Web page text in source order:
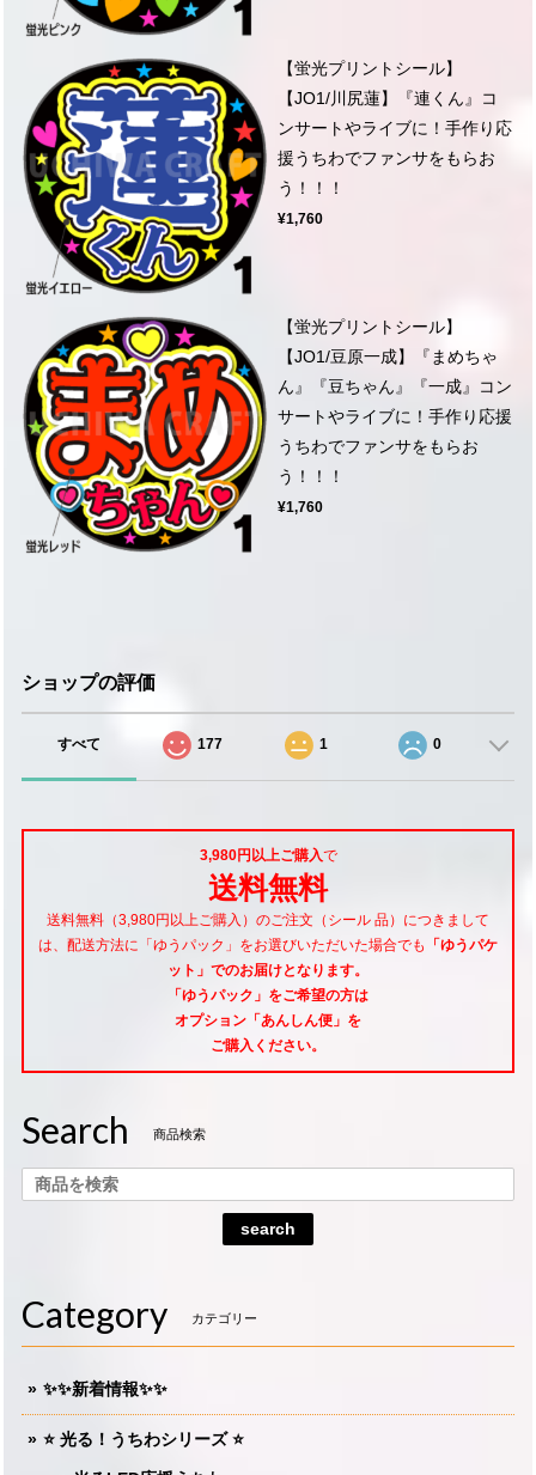
【蛍光プリントシール】
【JO1/川尻蓮】『連くん』コ
ンサートやライブに！手作り応
援うちわでファンサをもらお
う！！！
¥1,760
【蛍光プリントシール】
【JO1/豆原一成】『まめちゃ
ん』『豆ちゃん』『一成』コン
サートやライブに！手作り応援
うちわでファンサをもらお
う！！！
¥1,760
ショップの評価
すべて 177 1 0
3,980円以上ご購入で
送料無料
送料無料（3,980円以上ご購入）のご注文（シール 品）につきまして
は、配送方法に「ゆうパック」をお選びいただいた場合でも
「ゆうパケ
ット」でのお届けとなります。
「ゆうパック」をご希望の方は
オプション「あんしん便」 を
ご購入ください。
Search 商品検索
search
Category カテゴリー
✨✨新着情報✨✨
⭐️ 光る！うちわシリーズ ⭐️